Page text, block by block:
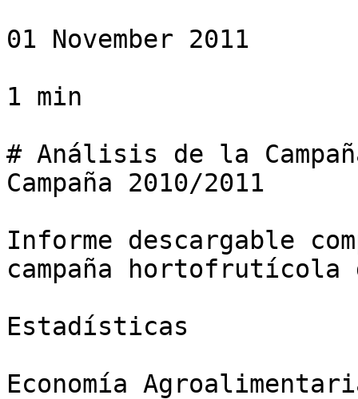
01 November 2011
1 min
# Análisis de la
Campaña 2010/2011
Informe descargable
campaña hortofrutícola
Estadísticas
Economía